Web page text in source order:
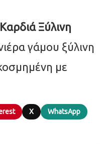
Ξύλινη
γάμου ξύλινη
με
X
WhatsApp